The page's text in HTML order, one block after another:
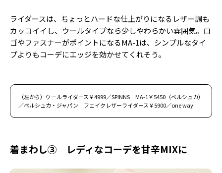
ライダースは、ちょっとハードな仕上がりになるレザー調も
カッコイイし、ウールタイプなら少しやわらかい雰囲気。ロ
ゴやファスナーがポイントになるMA-1は、シンプルなタイ
プよりもコーデにエッジを効かせてくれそう。
（左から）ウールライダース￥4999／SPINNS MA-1￥5450（ベルシュカ）
／ベルシュカ・ジャパン フェイクレザーライダース￥5900／one way
着まわし③ レディなコーデを甘辛MIXに